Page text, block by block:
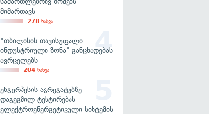
მიმართავს
278 ნახვა
"თბილისის თავისუფალი
ინდუსტრიული ზონა" განცხადებას
ავრცელებს
204 ნახვა
ენგურჰესის აგრეგატებზე
დაგეგმილ ტესტირებას
ელექტროენერგეტიკული სისტემის